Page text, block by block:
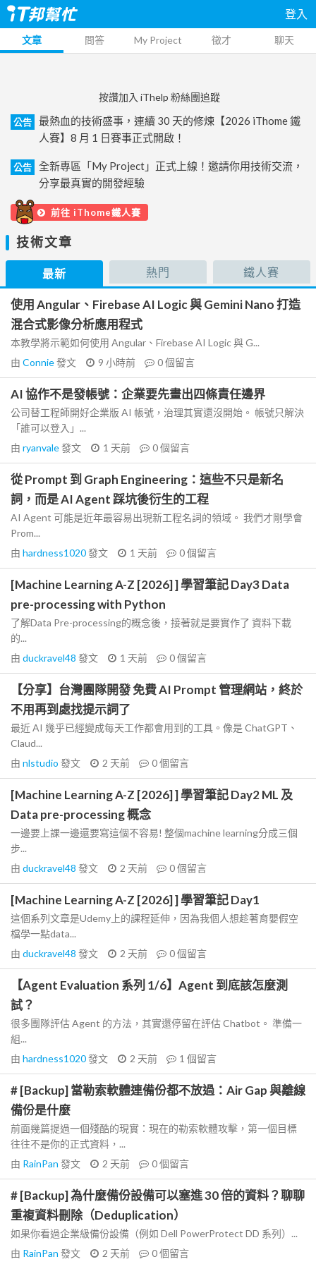
登入
文章 問答 My Project 徵才 聊天
按讚加入 iThelp 粉絲團追蹤
公告
最熱血的技術盛事，連續 30 天的修煉【2026 iThome 鐵
人賽】8 月 1 日賽事正式開啟！
公告
全新專區「My Project」正式上線！邀請你用技術交流，
分享最真實的開發經驗
前往 iThome鐵人賽
技術文章
最新 熱門 鐵人賽
使用 Angular、Firebase AI Logic 與 Gemini Nano 打造
混合式影像分析應用程式
本教學將示範如何使用 Angular、Firebase AI Logic 與 G...
由 Connie發文 9 小時前 0個留言
AI 協作不是發帳號：企業要先畫出四條責任邊界
公司替工程師開好企業版 AI 帳號，治理其實還沒開始。 帳號只解決
「誰可以登入」...
由 ryanvale發文 1 天前 0個留言
從 Prompt 到 Graph Engineering：這些不只是新名
詞，而是 AI Agent 踩坑後衍生的工程
AI Agent 可能是近年最容易出現新工程名詞的領域。 我們才剛學會
Prom...
由 hardness1020發文 1 天前 0個留言
[Machine Learning A-Z [2026] ] 學習筆記 Day3 Data
pre-processing with Python
了解Data Pre-processing的概念後，接著就是要實作了 資料下載
的...
由 duckravel48 發文 1 天前 0個留言
【分享】台灣團隊開發 免費 AI Prompt 管理網站，終於
不用再到處找提示詞了
最近 AI 幾乎已經變成每天工作都會用到的工具。像是 ChatGPT、
Claud...
由 nlstudio 發文 2 天前 0個留言
[Machine Learning A-Z [2026] ] 學習筆記 Day2 ML 及
Data pre-processing 概念
一邊要上課一邊還要寫這個不容易! 整個machine learning分成三個
步...
由 duckravel48 發文 2 天前 0個留言
[Machine Learning A-Z [2026] ] 學習筆記 Day1
這個系列文章是Udemy上的課程延伸，因為我個人想趁著育嬰假空
檔學一點data...
由 duckravel48 發文 2 天前 0個留言
【Agent Evaluation 系列 1/6】Agent 到底該怎麼測
試？
很多團隊評估 Agent 的方法，其實還停留在評估 Chatbot。 準備一
組...
由 hardness1020發文 2 天前 1 個留言
# [Backup] 當勒索軟體連備份都不放過：Air Gap 與離線
備份是什麼
前面幾篇提過一個殘酷的現實：現在的勒索軟體攻擊，第一個目標
往往不是你的正式資料，...
由 RainPan 發文 2 天前 0個留言
# [Backup] 為什麼備份設備可以塞進 30 倍的資料？聊聊
重複資料刪除（Deduplication）
如果你看過企業級備份設備（例如 Dell PowerProtect DD 系列）...
由 RainPan 發文 2 天前 0個留言